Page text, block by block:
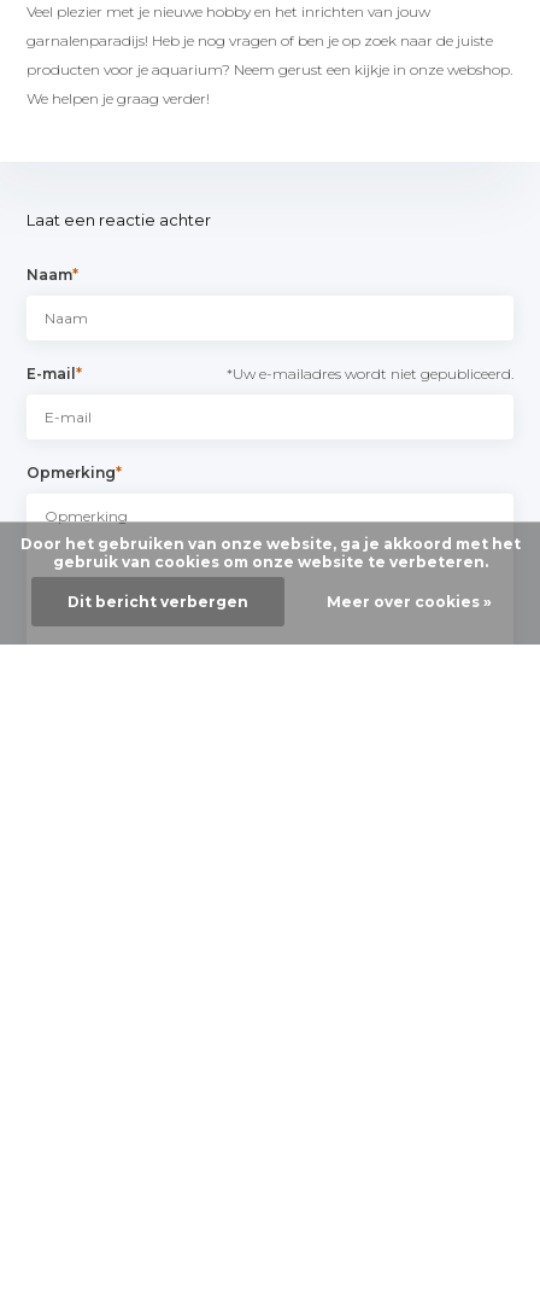
Veel plezier met je nieuwe hobby en het inrichten van jouw
garnalenparadijs! Heb je nog vragen of ben je op zoek naar de juiste
producten voor je aquarium? Neem gerust een kijkje in onze webshop.
We helpen je graag verder!
Laat een reactie achter
Naam*
E-mail* *Uw e-mailadres wordt niet gepubliceerd.
Opmerking*
Door het gebruiken van onze website, ga je akkoord met het
gebruik van cookies om onze website te verbeteren.
Dit bericht verbergen Meer over cookies »